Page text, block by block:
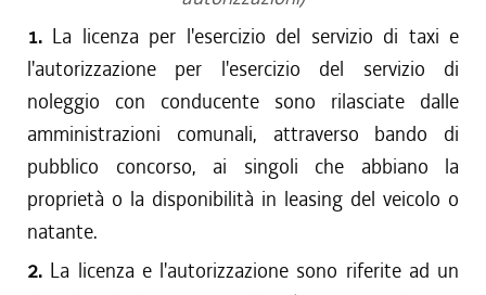
1. La licenza per l'esercizio del servizio di taxi e
l'autorizzazione per l'esercizio del servizio di
noleggio con conducente sono rilasciate dalle
amministrazioni comunali, attraverso bando di
pubblico concorso, ai singoli che abbiano la
proprietà o la disponibilità in leasing del veicolo o
natante.
2. La licenza e l'autorizzazione sono riferite ad un